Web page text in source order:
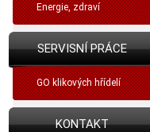
Energie, zdraví
SERVISNÍ PRÁCE
GO klikových hřídelí
KONTAKT